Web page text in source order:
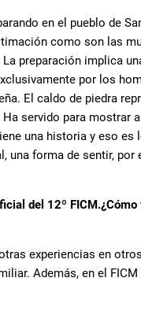
en el pueblo de
como son las
preparación implica
por los
El caldo de piedra
servido para mostrar
una historia y eso es
una forma de sentir, por
del 12º FICM.¿Cómo
experiencias en otros
Además, en el